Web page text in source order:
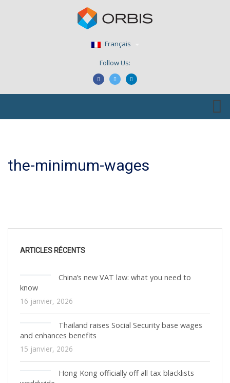
Français
Follow Us:
the-minimum-wages
ARTICLES RÉCENTS
China’s new VAT law: what you need to
know
16 janvier, 2026
Thailand raises Social Security base wages
and enhances benefits
15 janvier, 2026
Hong Kong officially off all tax blacklists